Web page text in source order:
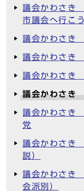
議会かわさき
市議会へ行こう
議会かわさ
議会かわさ
議会かわさ
議会かわさ
議会かわさき
党
議会かわさき
説）
議会かわさき
会派別）